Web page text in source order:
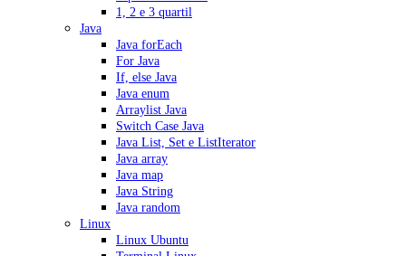
1, 2 e 3 quartil
Java
Java forEach
For Java
If, else Java
Java enum
Arraylist Java
Switch Case Java
Java List, Set e ListIterator
Java array
Java map
Java String
Java random
Linux
Linux Ubuntu